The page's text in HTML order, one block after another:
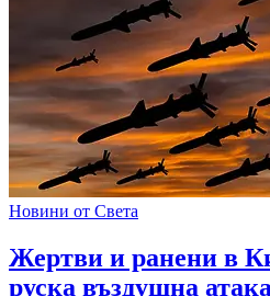
Новини от Света
Жертви и ранени в
руска въздушна